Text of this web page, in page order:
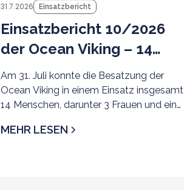
31.7.2026 Einsatzbericht
Einsatzbericht 10/2026
der Ocean Viking – 14
Menschen gerettet
Am 31. Juli konnte die Besatzung der
Ocean Viking in einem Einsatz insgesamt
14 Menschen, darunter 3 Frauen und ein
Such- und Rettungsregion evakuieren.
MEHR LESEN